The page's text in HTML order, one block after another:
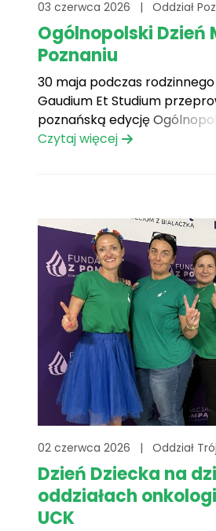
03 czerwca 2026 | Oddział
Ogólnopolski Dzień
Poznaniu
30 maja podczas
Gaudium Et Studium
poznańską edycję
Marzeń – wyjątkowej akcji
rozmawiamy nie tylko o
także o profilaktyce
Czytaj więcej
02 czerwca 2026 | Oddział
Dzień Dziecka na
oddziałach
UCK